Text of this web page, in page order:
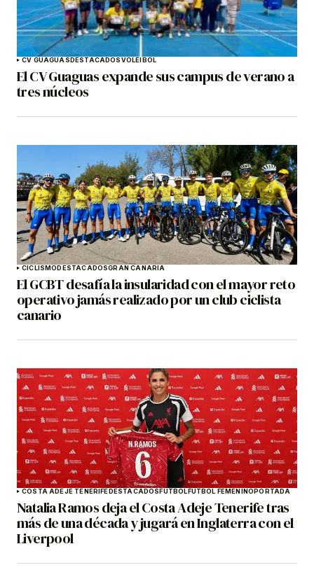
CV GUAGUASDESTACADOSVOLEIBOL
El CV Guaguas expande sus campus de verano a
tres núcleos
CICLISMODESTACADOSGRAN CANARIA
El GCBT desafía la insularidad con el mayor reto
operativo jamás realizado por un club ciclista
canario
COSTA ADEJE TENERIFEDESTACADOSFÚTBOLFÚTBOL FEMENINOPORTADA
Natalia Ramos deja el Costa Adeje Tenerife tras
más de una década y jugará en Inglaterra con el
Liverpool